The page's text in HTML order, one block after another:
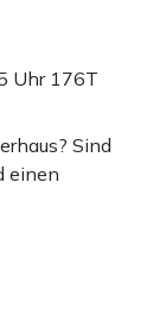
Uhr 176T
Sind
einen